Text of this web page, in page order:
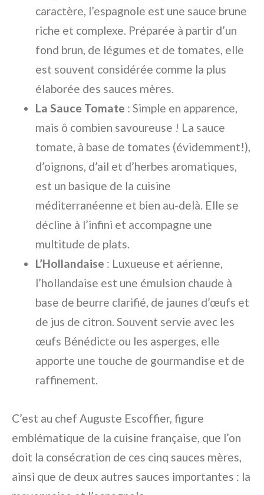
caractère, l’espagnole est une sauce brune
riche et complexe. Préparée à partir d’un
fond brun, de légumes et de tomates, elle
est souvent considérée comme la plus
élaborée des sauces mères.
La Sauce Tomate : Simple en apparence,
mais ô combien savoureuse ! La sauce
tomate, à base de tomates (évidemment!),
d’oignons, d’ail et d’herbes aromatiques,
est un basique de la cuisine
méditerranéenne et bien au-delà. Elle se
décline à l’infini et accompagne une
multitude de plats.
L’Hollandaise : Luxueuse et aérienne,
l’hollandaise est une émulsion chaude à
base de beurre clarifié, de jaunes d’œufs et
de jus de citron. Souvent servie avec les
œufs Bénédicte ou les asperges, elle
apporte une touche de gourmandise et de
raffinement.
C’est au chef Auguste Escoffier, figure
emblématique de la cuisine française, que l’on
doit la consécration de ces cinq sauces mères,
ainsi que de deux autres sauces importantes : la